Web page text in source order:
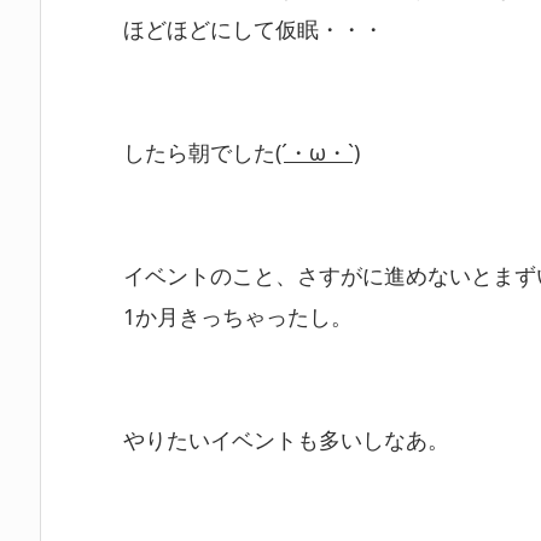
ほどほどにして仮眠・・・
したら朝でした(´・ω・`)
イベントのこと、さすがに進めないとま
1か月きっちゃったし。
やりたいイベントも多いしなあ。